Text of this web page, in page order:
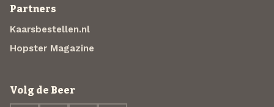
Partners
Kaarsbestellen.nl
Hopster Magazine
Volg de Beer